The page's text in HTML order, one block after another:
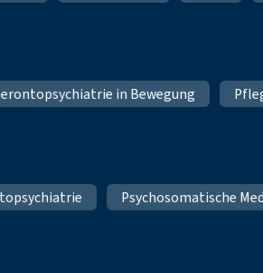
in Bewegung
Psychosomatische